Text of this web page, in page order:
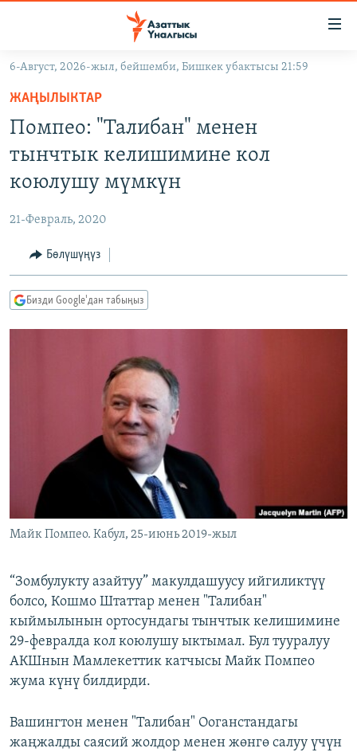
Навигацияга
өтүңүз
Издөөгө
салыңыз
КЫРГЫЗСТАН
МАДАНИЯТ
ТВ ПРОГРАММАЛАР
БҮГҮН АЗАТТЫКТА
ЫҢГАЙСЫЗ СУРООЛОР
ПОДКАСТ
Русский
ЭЕ/АРнун бардык сайттары
6-Август, 2026-жыл, бейшемби, Бишкек убактысы 21:59
ЖАҢЫЛЫКТАР
Помпео: "Талибан" менен
тынчтык келишимине кол
коюлушу мүмкүн
21-Февраль, 2020
Бөлүшүңүз
Бизди Google'дан табыңыз
Майк Помпео. Кабул, 25-июнь 2019-жыл
“Зомбулукту азайтуу” макулдашуусу ийгиликтүү
болсо, Кошмо Штаттар менен "Талибан"
кыймылынын ортосундагы тынчтык келишимине
29-февралда кол коюлушу ыктымал. Бул тууралуу
АКШнын Мамлекеттик катчысы Майк Помпео
жума күнү билдирди.
Вашингтон менен "Талибан" Ооганстандагы
жаңжалды саясий жолдор менен жөнгө салуу үчүн